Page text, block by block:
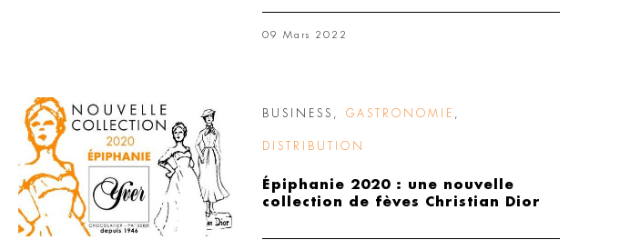
09 Mars 2022
BUSINESS GASTRONOMIE
DISTRIBUTION
Épiphanie 2020 : une nouvelle
collection de fèves Christian Dior